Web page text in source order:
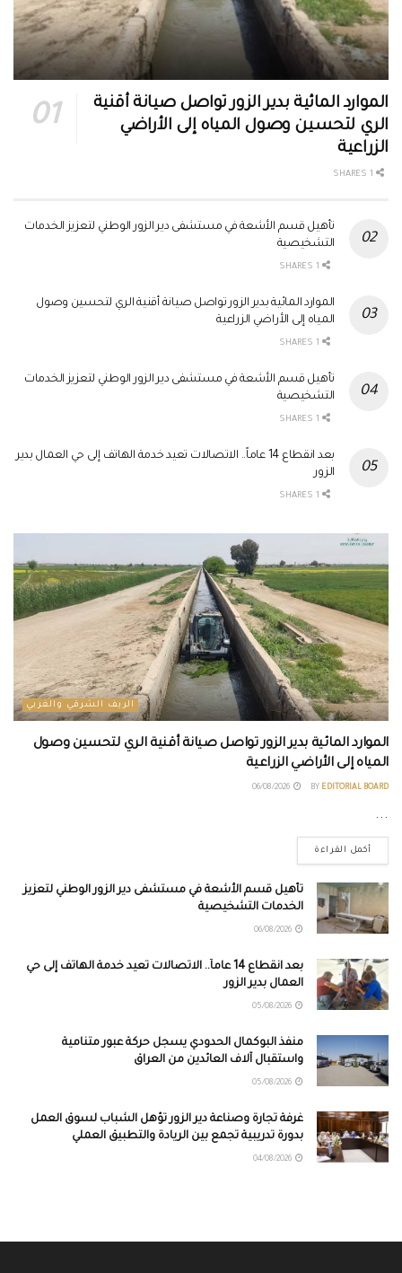
الموارد المائية بدير الزور تواصل صيانة أقنية
الري لتحسين وصول المياه إلى الأراضي
الزراعية
تأهيل قسم الأشعة في مستشفى دير الزور الوطني لتعزيز الخدمات
التشخيصية
الموارد المائية بدير الزور تواصل صيانة أقنية الري لتحسين وصول
المياه إلى الأراضي الزراعية
تأهيل قسم الأشعة في مستشفى دير الزور الوطني لتعزيز الخدمات
التشخيصية
بعد انقطاع 14 عاماً.. الاتصالات تعيد خدمة الهاتف إلى حي العمال بدير
الزور
الريف الشرقي والغربي
الموارد المائية بدير الزور تواصل صيانة أقنية الري لتحسين وصول
المياه إلى الأراضي الزراعية
BY EDITORIAL BOARD
...
أكمل القراءة
تأهيل قسم الأشعة في مستشفى دير الزور الوطني لتعزيز
الخدمات التشخيصية
بعد انقطاع 14 عاماً.. الاتصالات تعيد خدمة الهاتف إلى حي
العمال بدير الزور
منفذ البوكمال الحدودي يسجل حركة عبور متنامية
واستقبال آلاف العائدين من العراق
غرفة تجارة وصناعة دير الزور تؤهل الشباب لسوق العمل
بدورة تدريبية تجمع بين الريادة والتطبيق العملي